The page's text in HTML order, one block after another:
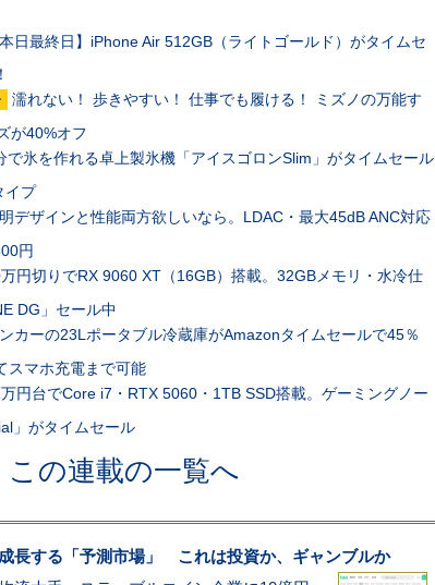
本日最終日】iPhone Air 512GB（ライトゴールド）がタイムセ
濡れない！ 歩きやすい！ 仕事でも履ける！ ミズノの万能す
が40%オフ
で氷を作れる卓上製氷機「アイスゴロンSlim」がタイムセール
イプ
デザインと性能両方欲しいなら。LDAC・最大45dB ANC対応
円
円切りでRX 9060 XT（16GB）搭載。32GBメモリ・水冷仕
DG」セール中
カーの23Lポータブル冷蔵庫がAmazonタイムセールで45％
スマホ充電まで可能
円台でCore i7・RTX 5060・1TB SSD搭載。ゲーミングノー
」がタイムセール
この連載の一覧へ
長する「予測市場」 これは投資か、ギャンブルか